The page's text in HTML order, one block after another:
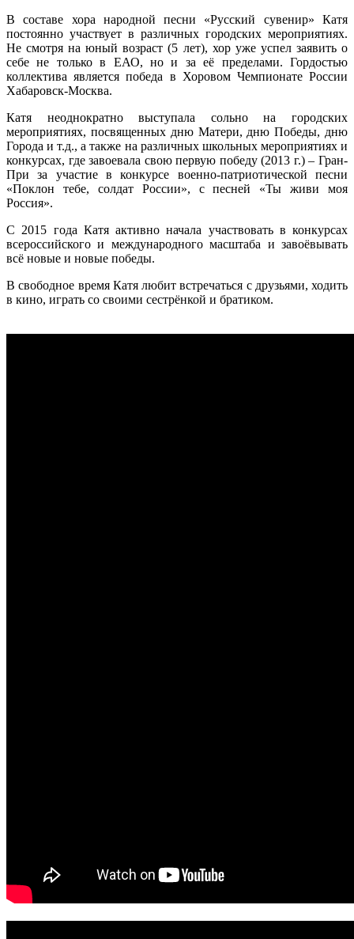
В составе хора народной песни «Русский сувенир» Катя
постоянно участвует в различных городских мероприятиях.
Не смотря на юный возраст (5 лет), хор уже успел заявить о
себе не только в ЕАО, но и за её пределами. Гордостью
коллектива является победа в Хоровом Чемпионате России
Хабаровск-Москва.
Катя неоднократно выступала сольно на городских
мероприятиях, посвященных дню Матери, дню Победы, дню
Города и т.д., а также на различных школьных мероприятиях и
конкурсах, где завоевала свою первую победу (2013 г.) – Гран-
При за участие в конкурсе военно-патриотической песни
«Поклон тебе, солдат России», с песней «Ты живи моя
Россия».
С 2015 года Катя активно начала участвовать в конкурсах
всероссийского и международного масштаба и завоёвывать
всё новые и новые победы.
В свободное время Катя любит встречаться с друзьями, ходить
в кино, играть со своими сестрёнкой и братиком.